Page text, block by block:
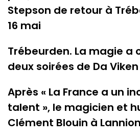
Stepson de retour à
16 mai
Trébeurden. La magie a
deux soirées de Da
Après « La France a un
talent », le magicien et
Clément Blouin à